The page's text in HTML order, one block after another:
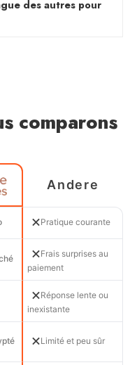
des autres pour
comparons
Andere
Pratique courante
Frais surprises au
paiement
Réponse lente ou
inexistante
Limité et peu sûr